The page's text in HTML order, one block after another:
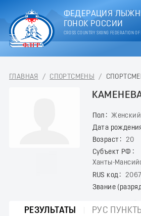
ФЕДЕРАЦИЯ
ГОНОК РОССИИ
CROSS COUNTRY SKIING FEDERATION OF
ГЛАВНАЯ / СПОРТСМЕНЫ /
Пол
Женский
Дата
Возраст
20
Субъект РФ
Ханты-
RUS код
Звание
РЕЗУЛЬТАТЫ РУС